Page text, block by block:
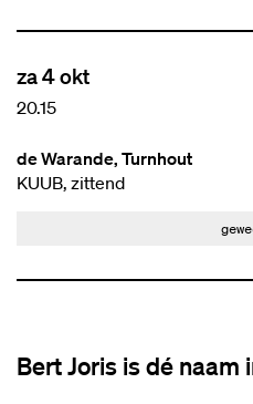
za 4 okt
20.15
de Warande, Turnhout
KUUB, zittend
Bert Joris is dé naam